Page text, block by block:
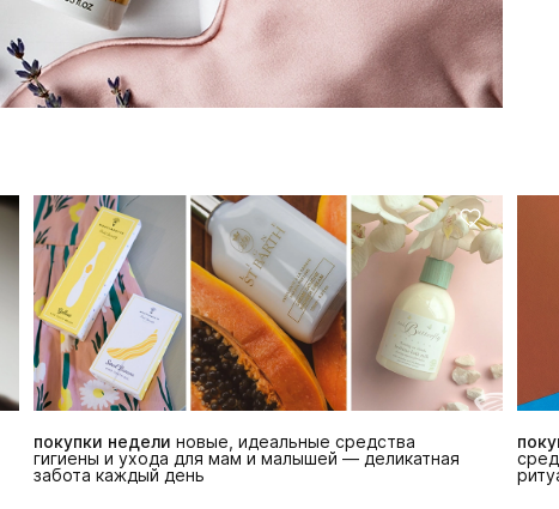
покупки недели новые, идеальные средства
гигиены и ухода для мам и малышей — деликатная
забота каждый день